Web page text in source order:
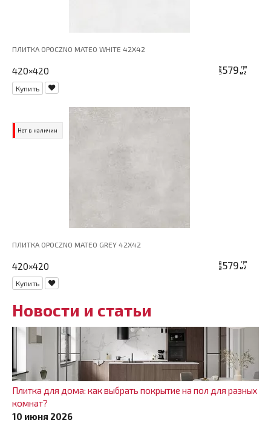
ПЛИТКА OPOCZNO MATEO WHITE 42X42
420×420 цена579 грн
м2
Купить
Нет в наличии
ПЛИТКА OPOCZNO MATEO GREY 42X42
420×420 цена 579 грн
м2
Купить
Новости и статьи
Плитка для дома: как выбрать покрытие на пол для разных
комнат?
10 июня 2026